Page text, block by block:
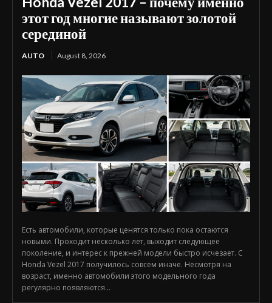
этот год многие называют золотой
серединой
AUTO August 8, 2026
Есть автомобили, которые ценятся только пока остаются
новыми. Проходит несколько лет, выходит следующее
поколение, и интерес к прежней модели быстро исчезает. С
Honda Vezel 2017 получилось совсем иначе. Несмотря на
возраст, именно автомобили этого модельного года
регулярно появляются...